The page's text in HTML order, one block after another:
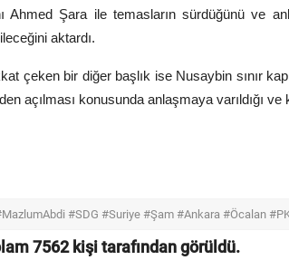
Ahmed Şara ile temasların sürdüğünü ve
aktardı.
çeken bir diğer başlık ise Nusaybin sınır
açılması konusunda anlaşmaya varıldığı
#SDG #Suriye #Şam #Ankara #Öcalan
7562kişi tarafından görüldü.